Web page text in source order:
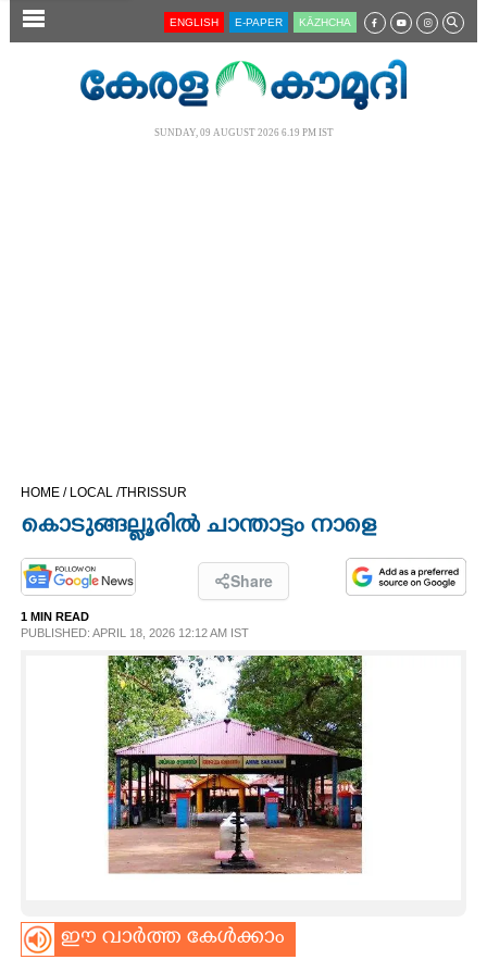
SECTIONS
OPINION
PHOTOS
ASTRO
ENGLISH E-PAPER KĀZHCHA
SUNDAY, 09 AUGUST 2026 6.19 PM IST
HOME / LOCAL /THRISSUR
കൊടുങ്ങല്ലൂരിൽ ചാന്താട്ടം നാളെ
Share
1 MIN READ
PUBLISHED: APRIL 18, 2026 12:12 AM IST
ഈ വാർത്ത കേൾക്കാം